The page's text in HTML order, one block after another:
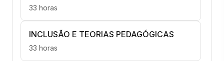
33 horas
INCLUSÃO E TEORIAS PEDAGÓGICAS
33 horas